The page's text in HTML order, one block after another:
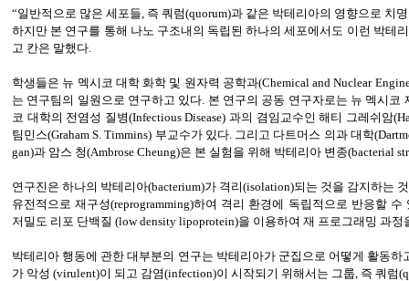
“일반적으로 많은 세포들, 즉 쿼럼(quorum)과 같은 박테리아의 영향으로 치
하지만 본 연구를 통해 나노 구조내의 독립된 하나의 세포에서도 이런 박테
고 칸은 말했다.
학생들은 뉴 멕시코 대학 화학 및 원자력 공학과(Chemical and Nuclear
는 연구팀의 일원으로 연구하고 있다. 본 연구의 공동 연구자로는 뉴 멕시
코 대학의 전염성 질병(Infectious Disease) 과의 겸임교수인 해티 그레쉬암
팀민스(Graham S. Timmins) 부교수가 있다. 그리고 다트머스 의과 대학
gan)과 암스 청(Ambrose Cheung)은 본 실험을 위해 박테리아 변종(bacterial
연구진은 하나의 박테리아(bacterium)가 격리(isolation)되는 것을 감지하는
유전적으로 재구성(reprogramming)하여 격리 환경에 독립적으로 반응할
저밀도 리포 단백질 (low density lipoprotein)을 이용하여 재 프로그래밍 과정
박테리아 행동에 관한 대부분의 연구는 박테리아가 군집으로 어떻게 활동
가 악성 (virulent)이 되고 감염(infection)이 시작되기 위해서는 그룹, 즉 쿼럼